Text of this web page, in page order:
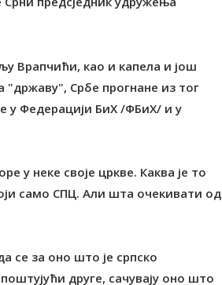
Врапчићи, као и капела и још
"државу", Србе прогнане из тог
у Федерацији БиХ /ФБиХ/ и у
у неке своје цркве. Каква је то
само СПЦ. Али шта очекивати од
се за оно што је српско
друге, сачувају оно што